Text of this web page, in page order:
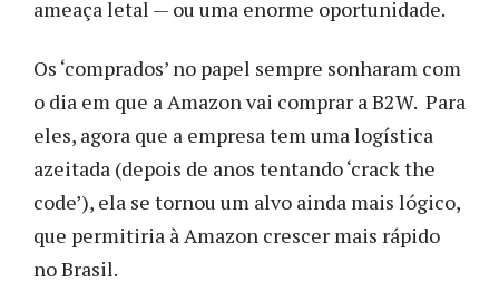
ameaça letal — ou uma enorme oportunidade.
Os ‘comprados’ no papel sempre sonharam com
o dia em que a Amazon vai comprar a B2W. Para
eles, agora que a empresa tem uma logística
azeitada (depois de anos tentando ‘crack the
code’), ela se tornou um alvo ainda mais lógico,
que permitiria à Amazon crescer mais rápido
no Brasil.